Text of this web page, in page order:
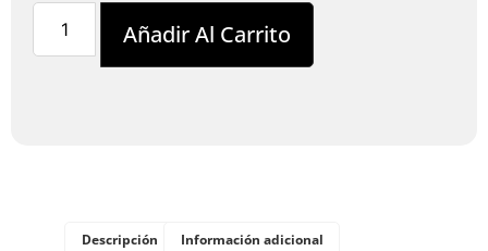
Añadir Al Carrito
Descripción
Información adicional